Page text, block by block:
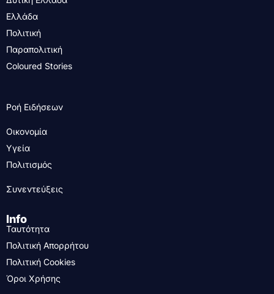
Ελλάδα
Πολιτική
Παραπολιτική
Coloured Stories
Ροή Ειδήσεων
Οικονομία
Υγεία
Πολιτισμός
Συνεντεύξεις
Info
Ταυτότητα
Πολιτική Απορρήτου
Πολιτική Cookies
Όροι Χρήσης